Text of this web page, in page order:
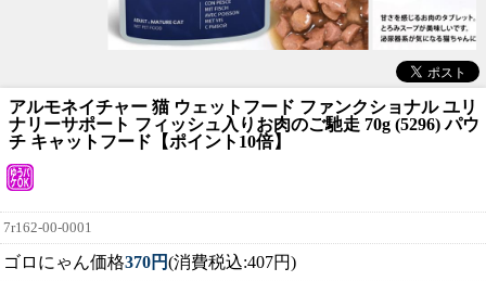
アルモネイチャー 猫 ウェットフード ファンクショナル ユリ
ナリーサポート フィッシュ入りお肉のご馳走 70g (5296) パウ
チ キャットフード【ポイント10倍】
7r162-00-0001
ゴロにゃん価格370円(消費税込:407円)